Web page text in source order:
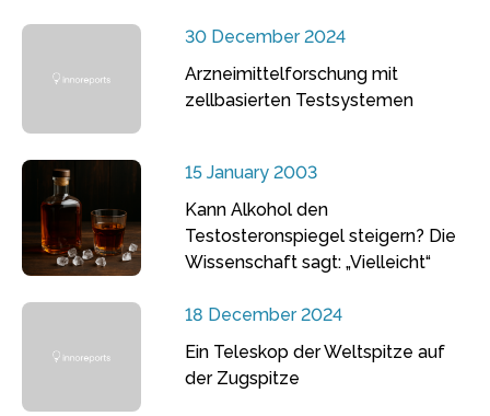
30 December 2024
Arzneimittelforschung mit
zellbasierten Testsystemen
15 January 2003
Kann Alkohol den
Testosteronspiegel steigern? Die
Wissenschaft sagt: „Vielleicht“
18 December 2024
Ein Teleskop der Weltspitze auf
der Zugspitze